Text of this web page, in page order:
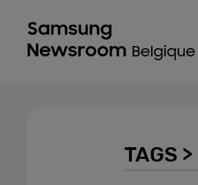
TAGS >